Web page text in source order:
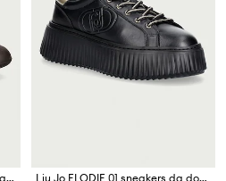
Liu Jo BLOSSOM 03 sneakers da donna in pelle
Liu Jo ELODIE 01 sneakers da donna in pelle